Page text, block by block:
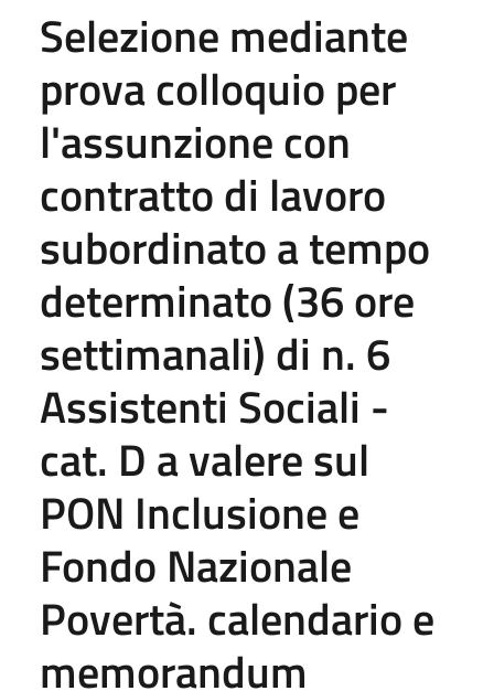
Selezione mediante
prova colloquio per
l'assunzione con
contratto di lavoro
subordinato a tempo
determinato (36 ore
settimanali) di n. 6
Assistenti Sociali -
cat. D a valere sul
PON Inclusione e
Fondo Nazionale
Povertà. calendario e
memorandum